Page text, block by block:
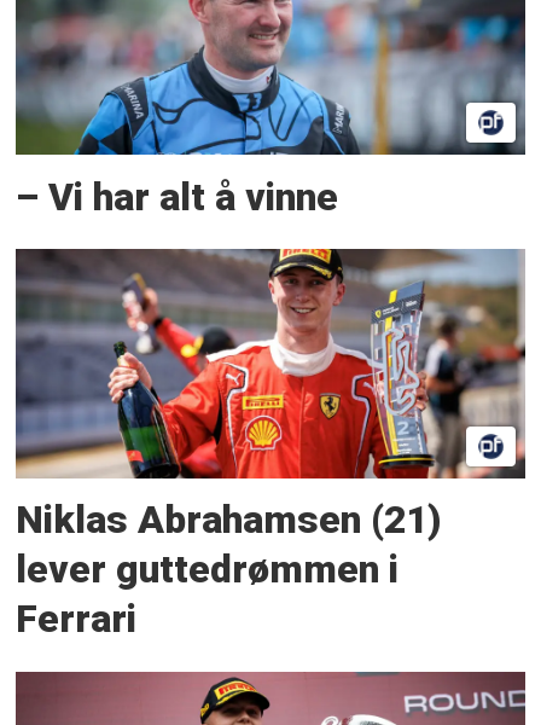
– Vi har alt å vinne
Niklas Abrahamsen (21)
lever guttedrømmen i
Ferrari